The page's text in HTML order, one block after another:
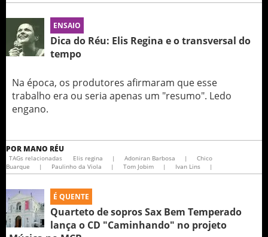
ENSAIO
Dica do Réu: Elis Regina e o transversal do
tempo
Na época, os produtores afirmaram que esse
trabalho era ou seria apenas um "resumo". Ledo
engano.
POR MANO RÉU
TAGs relacionadas Elis regina | Adoniran Barbosa |
Chico
Buarque
| Paulinho da Viola | Tom Jobim | Ivan Lins |
É QUENTE
Quarteto de sopros Sax Bem Temperado
lança o CD "Caminhando" no projeto